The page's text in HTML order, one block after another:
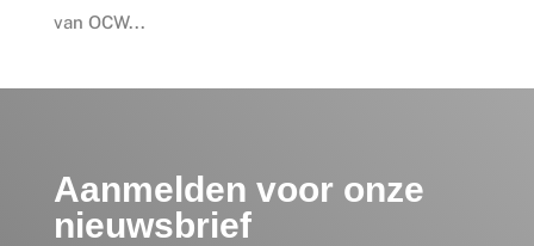
van OCW...
Aanmelden voor onze
nieuwsbrief